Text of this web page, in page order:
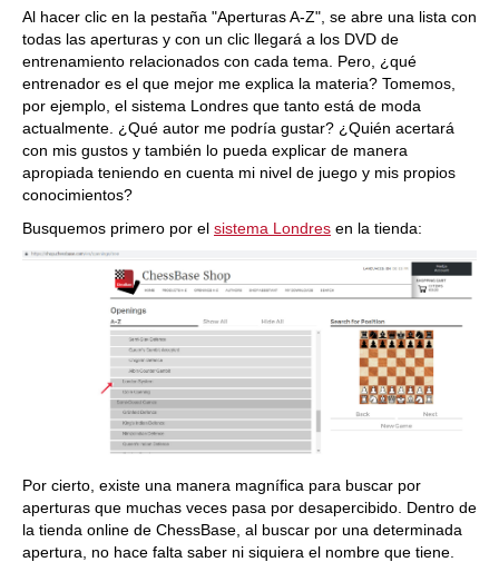
Al hacer clic en la pestaña "Aperturas A-Z", se abre una lista con
todas las aperturas y con un clic llegará a los DVD de
entrenamiento relacionados con cada tema. Pero, ¿qué
entrenador es el que mejor me explica la materia? Tomemos,
por ejemplo, el sistema Londres que tanto está de moda
actualmente. ¿Qué autor me podría gustar? ¿Quién acertará
con mis gustos y también lo pueda explicar de manera
apropiada teniendo en cuenta mi nivel de juego y mis propios
conocimientos?
Busquemos primero por el sistema Londres en la tienda:
Por cierto, existe una manera magnífica para buscar por
aperturas que muchas veces pasa por desapercibido. Dentro de
la tienda online de ChessBase, al buscar por una determinada
apertura, no hace falta saber ni siquiera el nombre que tiene.